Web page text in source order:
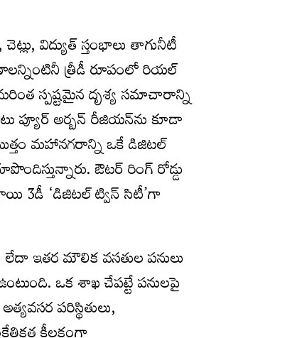
విద్యుత్ స్తంభాలు తాగునీటీ
త్రీడీ రూపంలో రియల్
స్పష్టమైన దృశ్య సమాచారాన్ని
ప్యూర్ అర్బన్ రీజియన్‌ను కూడా
మహానగరాన్ని ఒకే డిజిటల్
ఔటర్ రింగ్ రోడ్డు
3డీ ‘డిజిటల్ ట్విన్ సిటీ’గా
ఇతర మౌలిక వసతుల పనులు
ఒక శాఖ చేపట్టే పనులపై
పరిస్థితులు,